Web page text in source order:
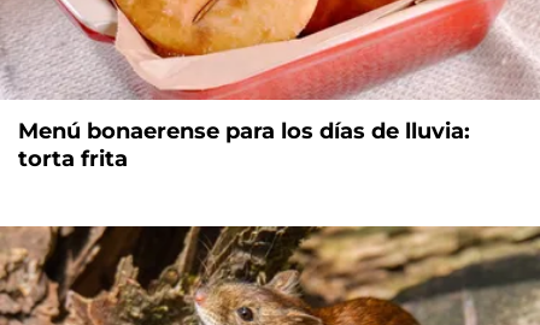
Menú bonaerense para los días de lluvia:
torta frita